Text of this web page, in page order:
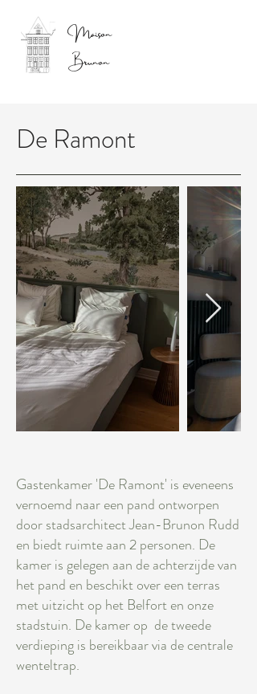
Maison
Brunon
De Ramont
Gastenkamer 'De Ramont' is eveneens
vernoemd naar een pand ontworpen
door stadsarchitect Jean-Brunon Rudd
en biedt ruimte aan 2 personen. De
kamer is gelegen aan de achterzijde van
het pand en beschikt over een terras
met uitzicht op het Belfort en onze
stadstuin. De kamer op de tweede
verdieping is bereikbaar via de centrale
wenteltrap.